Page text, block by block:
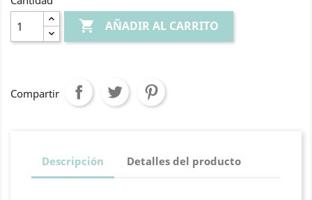
 AÑADIR AL CARRITO
Compartir
Descripción Detalles del producto